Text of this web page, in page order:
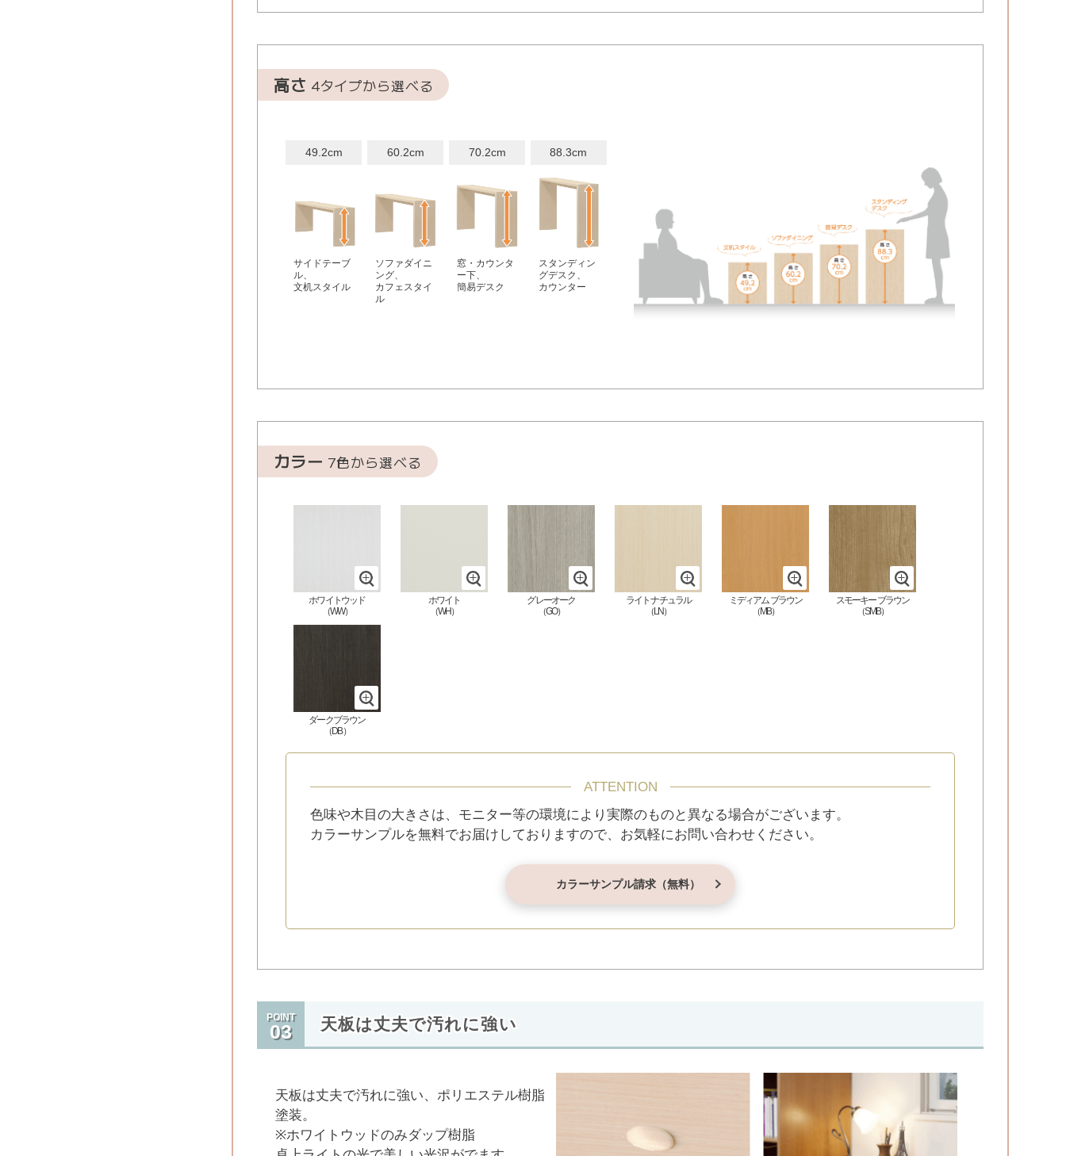
高さ 4タイプから選べる
49.2cm
サイドテーブ
ル、
文机スタイル
60.2cm
ソファダイニ
ング、
カフェスタイ
ル
70.2cm
窓・カウンタ
ー下、
簡易デスク
88.3cm
スタンディン
グデスク、
カウンター
カラー 7色から選べる
ホワイトウッド
（WW）
ホワイト
（WH）
グレーオーク
（GO）
ライトナチュラル
（LN）
ミディアムブラウン
（MB）
スモーキーブラウン
（SMB）
ダークブラウン
（DB）
ATTENTION
色味や木目の大きさは、モニター等の環境により実際のものと異なる場合がございます。
カラーサンプルを無料でお届けしておりますので、お気軽にお問い合わせください。
カラーサンプル請求（無料）
POINT
03 天板は丈夫で汚れに強い
天板は丈夫で汚れに強い、ポリエステル樹脂
塗装。
※ホワイトウッドのみダップ樹脂